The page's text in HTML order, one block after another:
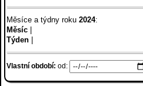
Měsíce a týdny roku 2024:
Měsíc
Týden
Vlastní období: od: